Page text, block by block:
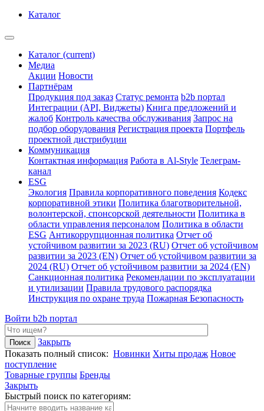
Каталог
Каталог (current)
Медиа
Акции Новости
Партнёрам
Продукция под заказ Статус ремонта b2b портал
Интеграции (API, Виджеты) Книга предложений и
жалоб Контроль качества обслуживания Запрос на
подбор оборудования Регистрация проекта Портфель
проектной дистрибуции
Коммуникация
Контактная информация Работа в Al-Style Телеграм-
канал
ESG
Экология Правила корпоративного поведения Кодекс
корпоративной этики Политика благотворительной,
волонтерской, спонсорской деятельности Политика в
области управления персоналом Политика в области
ESG Антикоррупционная политика Отчет об
устойчивом развитии за 2023 (RU) Отчет об устойчивом
развитии за 2023 (EN) Отчет об устойчивом развитии за
2024 (RU) Отчет об устойчивом развитии за 2024 (EN)
Санкционная политика Рекомендации по эксплуатации
и утилизации Правила трудового распорядка
Инструкция по охране труда Пожарная Безопасность
Войти b2b портал
Закрыть
Показать полный список: Новинки Хиты продаж Новое
поступление
Товарные группы Бренды
Закрыть
Быстрый поиск по категориям: